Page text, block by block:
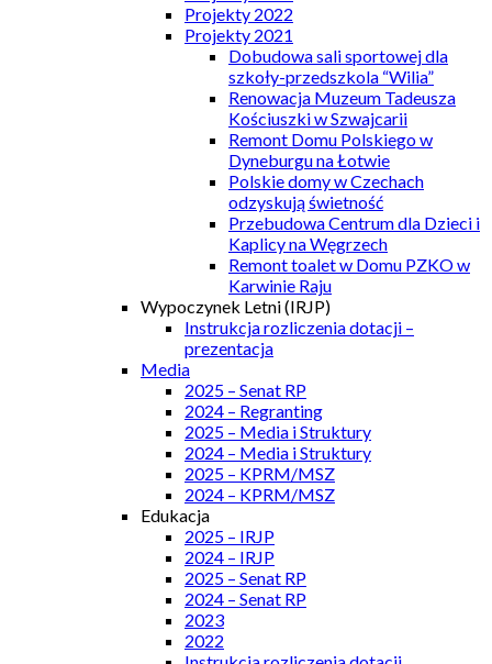
Projekty 2022
Projekty 2021
Dobudowa sali sportowej dla
szkoły-przedszkola “Wilia”
Renowacja Muzeum Tadeusza
Kościuszki w Szwajcarii
Remont Domu Polskiego w
Dyneburgu na Łotwie
Polskie domy w Czechach
odzyskują świetność
Przebudowa Centrum dla Dzieci i
Kaplicy na Węgrzech
Remont toalet w Domu PZKO w
Karwinie Raju
Wypoczynek Letni (IRJP)
Instrukcja rozliczenia dotacji –
prezentacja
Media
2025 – Senat RP
2024 – Regranting
2025 – Media i Struktury
2024 – Media i Struktury
2025 – KPRM/MSZ
2024 – KPRM/MSZ
Edukacja
2025 – IRJP
2024 – IRJP
2025 – Senat RP
2024 – Senat RP
2023
2022